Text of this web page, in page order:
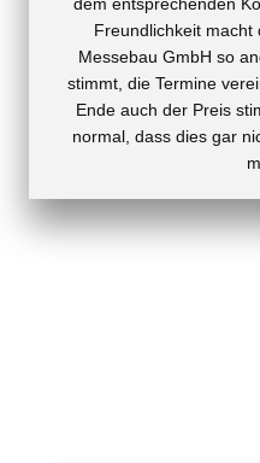
Freundlichkeit macht
Messebau GmbH so
stimmt, die Termine
Ende auch der Preis
normal, dass dies gar